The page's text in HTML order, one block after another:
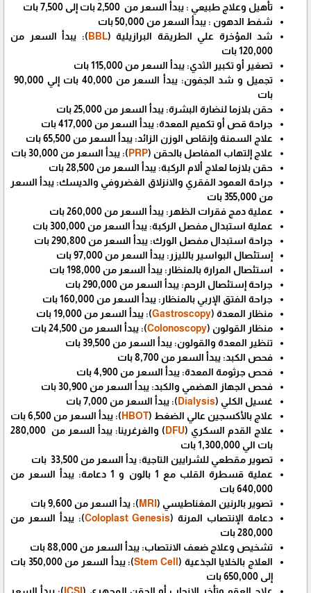
تأهيل وعلاج طبيعي : يبدأ السعر من 2,500 بات إلى 7,500 بات
شفط الدهون : يبدأ السعر من 50,000 بات
شد المؤخرة علي الطريقة البرازيلية (BBL): يبدأ السعر من
120,000 بات
تصغير أو تكبير الثدي: يبدأ السعر من 115,000 بات
بات
حقن بلازما لنضارة البشرة: يبدأ السعر من 25,000 بات
جراحة قص أو تكميم المعدة: يبدأ السعر من 417,000 بات
علاج السمنة وإنقاص الوزن الزائد: يبدأ السعر من 65,500 بات
علاج إلتهاب المفاصل بالحقن (PRP): يبدأ السعر من 30,000 بات
حقن بلازما لعلاج ألام الركبة: يبدأ السعر من 28,500 بات
جراحة العمود الفقري والانزلاق الغضروفي والديسك: يبدأ السعر
من 355,000 بات
عملية دمج فقرات الظهر: يبدأ السعر من 260,000 بات
عملية استبدال مفصل الركبة: يبدأ السعر من 300,000 بات
جراحة استبدال مفصل الورك: يبدأ السعر من 290,800 بات
إستئصال البواسير بالليزر: يبدأ السعر من 97,000 بات
استئصال المرارة بالمنظار: يبدأ السعر من 198,000 بات
جراحة إستئصال الرحم: يبدأ السعر من 290,000 بات
جراحة الفتق الإربي بالمنظار: يبدأ السعر من 160,000 بات
منظار المعدة (Gastroscopy): يبدأ السعر من 19,000 بات
منظار القولون (Colonoscopy): يبدأ السعر من 24,500 بات
تنظير المعدة والقولون: يبدأ السعر من 39,500 بات
فحص الكبد: يبدأ السعر من 8,700 بات
فحص جرثومة المعدة: يبدأ السعر من 4,900 بات
فحص الجهاز الهضمي والكبد: يبدأ السعر من 30,900 بات
غسيل الكلي (Dialysis): يبدأ السعر من 7,000 بات
علاج بالأكسجين عالي الضغط (HBOT): يبدأ السعر من 6,500 بات
علاج القدم السكري (DFU
) والغرغرينا: يبدأ السعر من 280,000
بات الي 1,300,000 بات
تصوير مقطعي للشرايين التاجية: يدأ السعر من 33,500 بات
عملية قسطرة القلب مع 1 بالون و 1 دعامة: يبدأ السعر من
640,000 بات
تصوير بالرنين المغناطيسي (MRI): يدأ السعر من 9,600 بات
دعامة الإنتصاب المرنة (Coloplast Genesis): يبدأ السعر من
280,000 بات
تشخيص وعلاج ضعف الانتصاب: يبدأ السعر من 88,000 بات
العلاج بالخلايا الجذعية (Stem Cell
): يبدأ السعر من 350,000 بات
إلى 650,000 بات
علاج العقم وتأخر الإنجاب أو الحقن المجهري (ICSI): يبدأ السعر